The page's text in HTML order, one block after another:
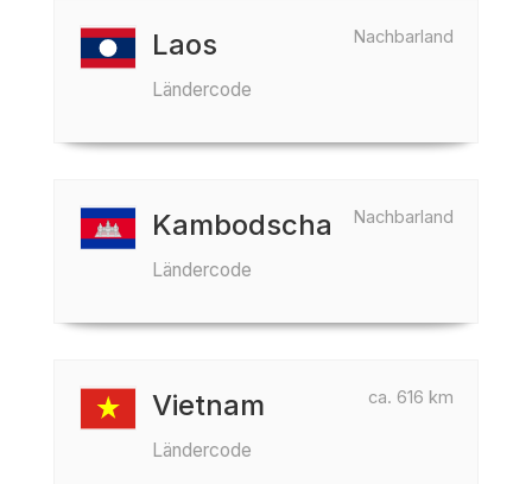
Nachbarland
Laos
Ländercode
Nachbarland
Kambodscha
Ländercode
ca. 616 km
Vietnam
Ländercode